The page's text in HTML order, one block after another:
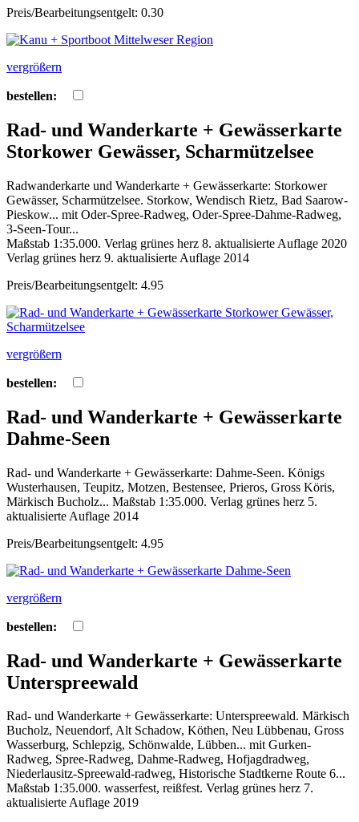
Preis/Bearbeitungsentgelt: 0.30
vergrößern
bestellen:
Rad- und Wanderkarte + Gewässerkarte
Storkower Gewässer, Scharmützelsee
Radwanderkarte und Wanderkarte + Gewässerkarte: Storkower
Gewässer, Scharmützelsee. Storkow, Wendisch Rietz, Bad Saarow-
Pieskow... mit Oder-Spree-Radweg, Oder-Spree-Dahme-Radweg,
3-Seen-Tour...
Maßstab 1:35.000. Verlag grünes herz 8. aktualisierte Auflage 2020
Verlag grünes herz 9. aktualisierte Auflage 2014
Preis/Bearbeitungsentgelt: 4.95
vergrößern
bestellen:
Rad- und Wanderkarte + Gewässerkarte
Dahme-Seen
Rad- und Wanderkarte + Gewässerkarte: Dahme-Seen. Königs
Wusterhausen, Teupitz, Motzen, Bestensee, Prieros, Gross Köris,
Märkisch Bucholz... Maßstab 1:35.000. Verlag grünes herz 5.
aktualisierte Auflage 2014
Preis/Bearbeitungsentgelt: 4.95
vergrößern
bestellen:
Rad- und Wanderkarte + Gewässerkarte
Unterspreewald
Rad- und Wanderkarte + Gewässerkarte: Unterspreewald. Märkisch
Bucholz, Neuendorf, Alt Schadow, Köthen, Neu Lübbenau, Gross
Wasserburg, Schlepzig, Schönwalde, Lübben... mit Gurken-
Radweg, Spree-Radweg, Dahme-Radweg, Hofjagdradweg,
Niederlausitz-Spreewald-radweg, Historische Stadtkerne Route 6...
Maßstab 1:35.000. wasserfest, reißfest. Verlag grünes herz 7.
aktualisierte Auflage 2019